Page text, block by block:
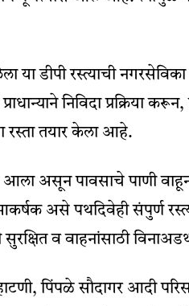
या डीपी रस्त्याची
निविदा प्रक्रिया
रस्ता तयार केला आहे.
आला असून पावसाचे पाणी
असे पथदिवेही संपुर्ण
सुरक्षित व वाहनांसाठी
पिंपळे सौदागर आदी